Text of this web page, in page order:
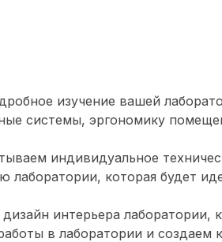
изучение вашей
системы, эргономику
индивидуальное
которая будет
интерьера лаборатории,
в лаборатории и создаем